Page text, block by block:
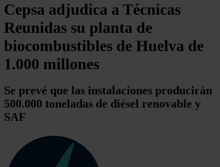
Cepsa adjudica a Técnicas
Reunidas su planta de
biocombustibles de Huelva de
1.000 millones
Se prevé que las instalaciones producirán
500.000 toneladas de diésel renovable y
SAF